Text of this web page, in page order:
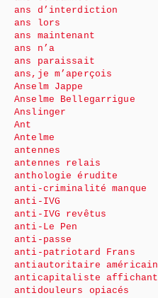
ans d’interdiction
ans lors
ans maintenant
ans n’a
ans paraissait
ans,je m’aperçois
Anselm Jappe
Anselme Bellegarrigue
Anslinger
Ant
Antelme
antennes
antennes relais
anthologie érudite
anti-criminalité manque
anti-IVG
anti-IVG revêtus
anti-Le Pen
anti-passe
anti-patriotard Frans
antiautoritaire américain
anticapitaliste affichant
antidouleurs opiacés